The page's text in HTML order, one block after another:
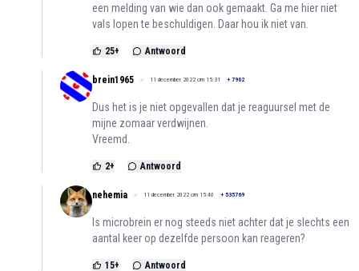
een melding van wie dan ook gemaakt. Ga me hier niet
vals lopen te beschuldigen. Daar hou ik niet van.
25+ Antwoord
brein1965 11 december 2022 om 15:31 + 7902
Dus het is je niet opgevallen dat je reaguursel met de
mijne zomaar verdwijnen.
Vreemd.
2+ Antwoord
nehemia 11 december 2022 om 15:40 + 535769
Is microbrein er nog steeds niet achter dat je slechts een
aantal keer op dezelfde persoon kan reageren?
15+ Antwoord